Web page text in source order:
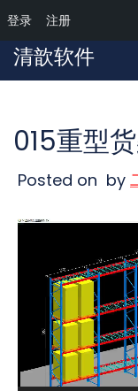
登录 注册
Skip
to
清歆软件
015重型
Posted on by